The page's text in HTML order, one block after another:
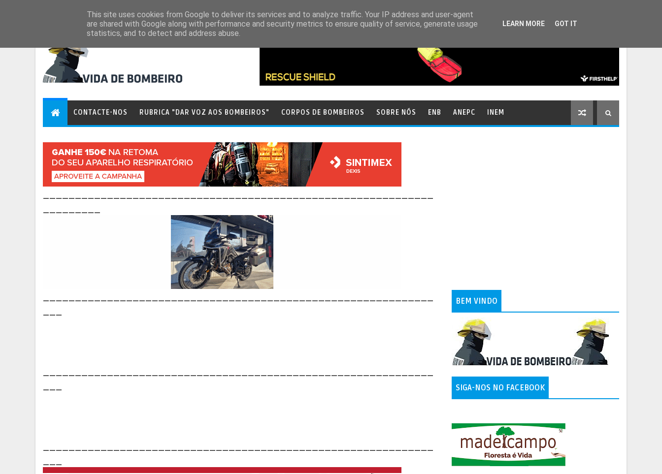
CONTACTE-NOS RUBRICA "DAR VOZ AOS BOMBEIROS" CORPOS DE BOMBEIROS SOBRE NÓS ENB ANEPC INEM
BEM VINDO
SIGA-NOS NO FACEBOOK
This site uses cookies from Google to deliver its services and to analyze traffic. Your IP address and user-agent
are shared with Google along with performance and security metrics to ensure quality of service, generate usage
statistics, and to detect and address abuse.
LEARN MORE GOT IT